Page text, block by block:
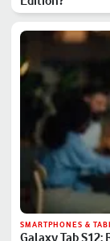
SMARTPHONES &
Galaxy Tab